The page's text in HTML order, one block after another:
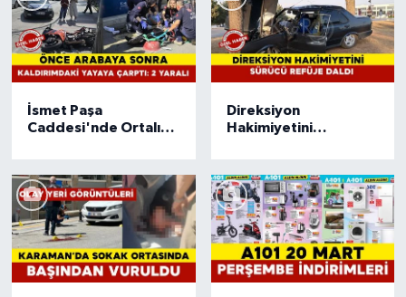
İsmet Paşa
Caddesi'nde Ortalık
Direksiyon
Hakimiyetini